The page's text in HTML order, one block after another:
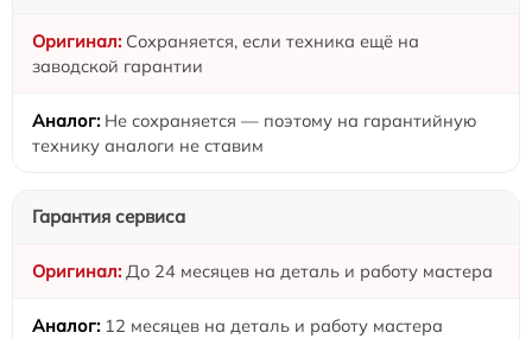
Сохраняется, если техника ещё на
заводской гарантии
Не сохраняется — поэтому на гарантийную
технику аналоги не ставим
Гарантия сервиса
До 24 месяцев на деталь и работу мастера
12 месяцев на деталь и работу мастера